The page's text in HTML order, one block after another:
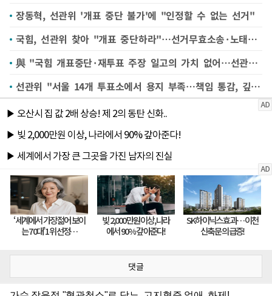
장동혁, 선관위 '개표 중단 불가'에 "인정할 수 없는 선거"
국힘, 선관위 찾아 "개표 중단하라"…선거무효소송·노태악 탄핵안 등 검토(종합)
與 "국힘 개표중단·재투표 주장 일고의 가치 없어…선관위 부실 강력 유감"
선관위 "서울 14개 투표소에서 용지 부족…책임 통감, 깊이 사과"(종합)
댓글